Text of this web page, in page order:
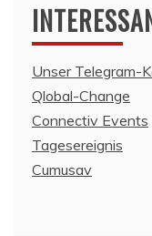
Unser Telegram-
Qlobal-Change
Connectiv Events
Tagesereignis
Cumusav